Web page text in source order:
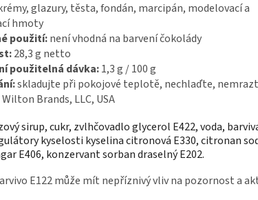
glazury, těsta, fondán, marcipán, modelovací a
hmoty
použití:není vhodná na barvení čokolády
28,3 g netto
použitelná dávka:1,3 g / 100 g
skladujte při pokojové teplotě, nechlaďte,
Wilton Brands, LLC, USA
sirup, cukr, zvlhčovadlo glycerol E422, voda,
kyselosti kyselina citronová E330, citronan
E406, konzervant sorban draselný E202.
E122 může mít nepříznivý vliv na pozornost a